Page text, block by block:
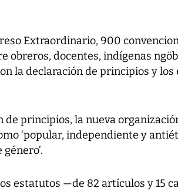
Extraordinario, 900
obreros, docentes, indígenas
la declaración de principios y los
de principios, la nueva
‘popular, independiente y
estatutos —de 82 artículos y 15